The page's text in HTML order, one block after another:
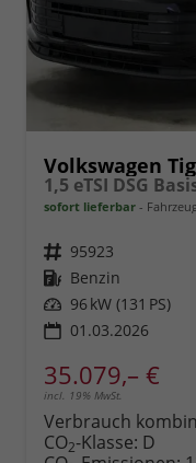
Volkswagen
1,5 eTSI DSG
sofort lieferbar
Fahrzeugnr. 95923
Kraftstoff Benzin
Leistung 96 kW (131 PS)
01.03.2026
35.079,– €
incl. 19% MwSt.
Verbrauch
CO2-Klasse: D